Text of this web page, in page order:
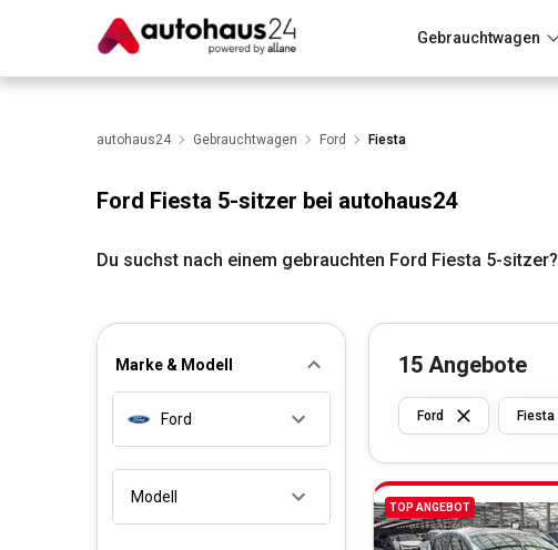
Gebrauchtwagen
Wir bewerten dein AutoRund um die Inzahlungnahme
autohaus24 Gebrauchtwagen Ford Fiesta
Ford Fiesta 5-sitzer bei autohaus24
Du suchst nach einem gebrauchten Ford Fiesta 5-
Marke & Modell
Ford
Modell
15 Angebote
Ford Fiesta
TOP ANGEBOT